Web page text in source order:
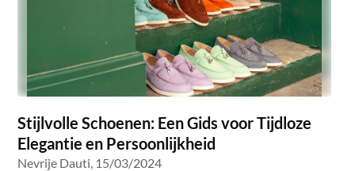
Stijlvolle Schoenen: Een Gids voor Tijdloze
Elegantie en Persoonlijkheid
Nevrije Dauti, 15/03/2024